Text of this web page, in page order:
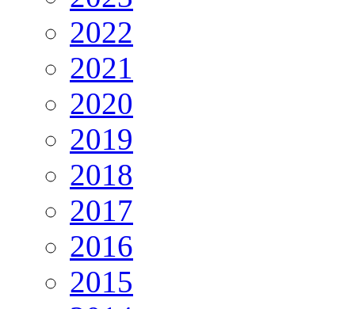
2022
2021
2020
2019
2018
2017
2016
2015